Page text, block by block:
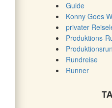
Guide
Konny Goes
privater
Produktions-
Rundreise
Runner